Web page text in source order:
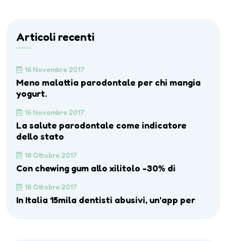
Articoli recenti
16 Novembre 2017
Meno malattia parodontale per chi mangia
yogurt.
16 Novembre 2017
La salute parodontale come indicatore
dello stato
18 Ottobre 2017
Con chewing gum allo xilitolo -30% di
18 Ottobre 2017
In Italia 15mila dentisti abusivi, un’app per